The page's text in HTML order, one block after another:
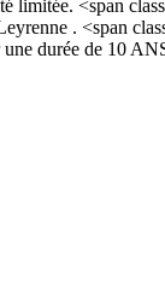
<span
. <span
durée de 10